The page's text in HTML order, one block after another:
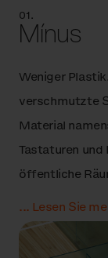
11. Glas
13.
14.
15.
01.
Mínus
Weniger
verschmutzte
Material
Tastaturen und
öffentliche
... Lesen Sie